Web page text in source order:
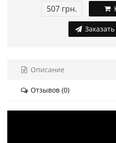
507 грн.
Описание
Отзывов (0)